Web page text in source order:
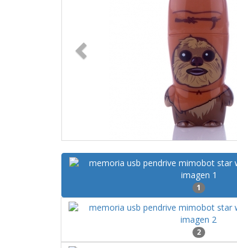
1
2